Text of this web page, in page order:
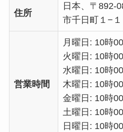
住所
日本、〒892-
市千日町１−
営業時間
月曜日: 10時
火曜日: 10時
水曜日: 10時
木曜日: 10時
金曜日: 10時
土曜日: 10時
日曜日: 10時